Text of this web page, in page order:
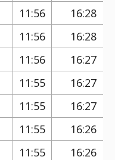
11:56
16:28
11:56
16:28
11:56
16:27
11:55
16:27
11:55
16:27
11:55
16:26
11:55
16:26